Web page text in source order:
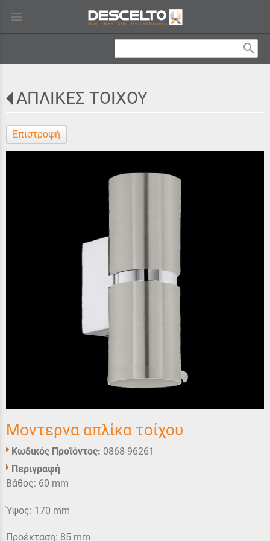
menu
search
ΑΠΛΙΚΕΣ ΤΟΙΧΟΥ
Επιστροφή
Μοντερνα απλίκα τοίχου
Κωδικός Προϊόντος: 0868-96261
Περιγραφή
Βάθος: 60 mm
Ύψος: 170 mm
Προέκταση: 85 mm